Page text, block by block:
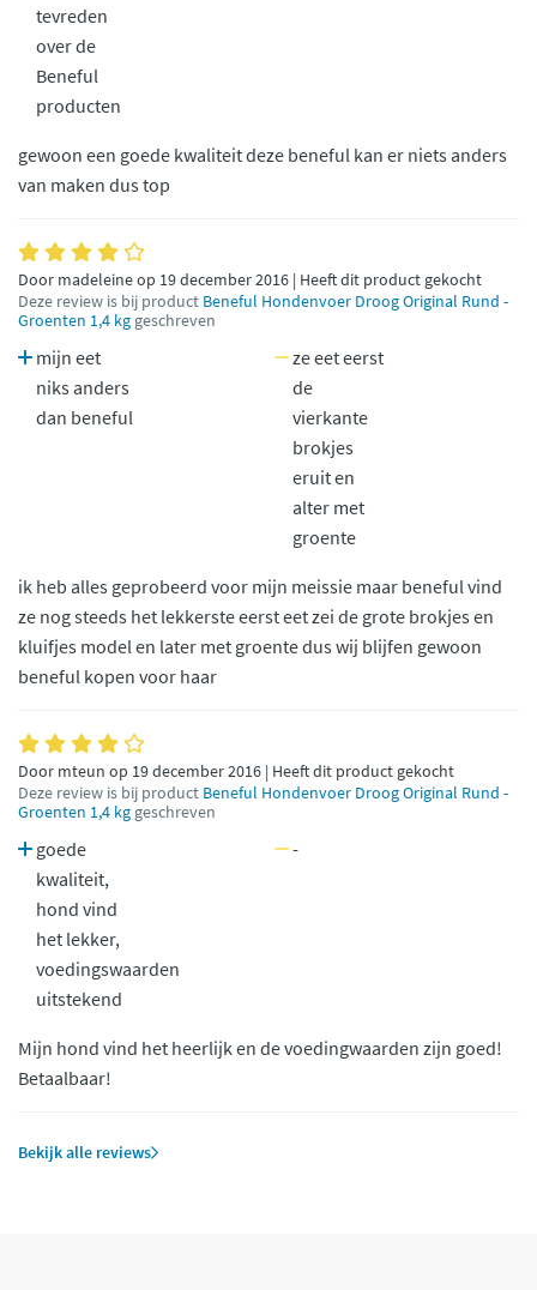
tevreden
over de
Beneful
producten
gewoon een goede kwaliteit deze beneful kan er niets anders
van maken dus top
Door madeleine op 19 december 2016 | Heeft dit product gekocht
Deze review is bij product Beneful Hondenvoer Droog Original Rund -
Groenten 1,4 kg geschreven
mijn eet
niks anders
dan beneful
ze eet eerst
de
vierkante
brokjes
eruit en
alter met
groente
ik heb alles geprobeerd voor mijn meissie maar beneful vind
ze nog steeds het lekkerste eerst eet zei de grote brokjes en
kluifjes model en later met groente dus wij blijfen gewoon
beneful kopen voor haar
Door mteun op 19 december 2016 | Heeft dit product gekocht
Deze review is bij product Beneful Hondenvoer Droog Original Rund -
Groenten 1,4 kg geschreven
goede
kwaliteit,
hond vind
het lekker,
voedingswaarden
uitstekend
-
Mijn hond vind het heerlijk en de voedingwaarden zijn goed!
Betaalbaar!
Bekijk alle reviews